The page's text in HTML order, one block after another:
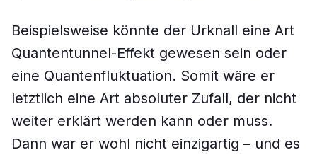
Beispielsweise könnte der Urknall eine Art
Quantentunnel-Effekt gewesen sein oder
eine Quantenfluktuation. Somit wäre er
letztlich eine Art absoluter Zufall, der nicht
weiter erklärt werden kann oder muss.
Dann war er wohl nicht einzigartig – und es